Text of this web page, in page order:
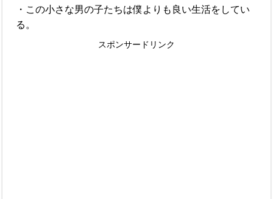
・この小さな男の子たちは僕よりも良い生活をしてい
る。
スポンサードリンク